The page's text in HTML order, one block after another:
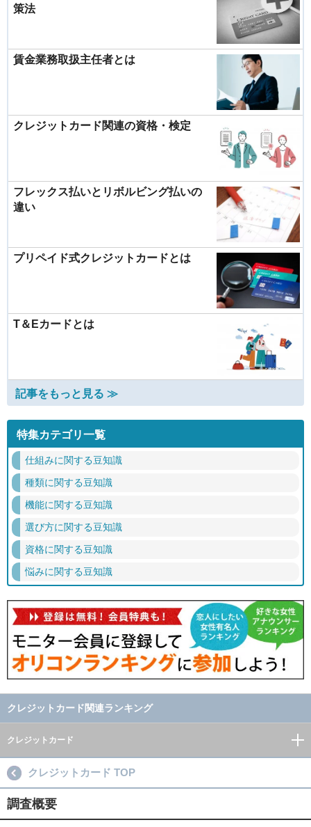
策法
賃金業務取扱主任者とは
クレジットカード関連の資格・検定
フレックス払いとリボルビング払いの
違い
プリペイド式クレジットカードとは
T＆Eカードとは
記事をもっと見る ≫
特集カテゴリ一覧
仕組みに関する豆知識
種類に関する豆知識
機能に関する豆知識
選び方に関する豆知識
資格に関する豆知識
悩みに関する豆知識
クレジットカード関連ランキング
クレジットカード
クレジットカード TOP
調査概要